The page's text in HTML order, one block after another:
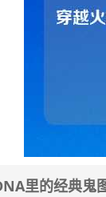
里的经典鬼